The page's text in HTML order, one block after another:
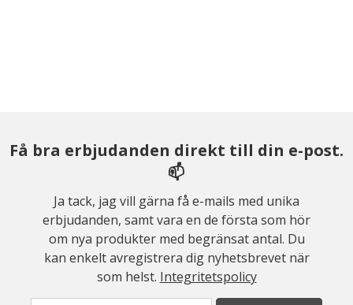
Få bra erbjudanden direkt till din e-post.
📫
Ja tack, jag vill gärna få e-mails med unika
erbjudanden, samt vara en de första som hör
om nya produkter med begränsat antal. Du
kan enkelt avregistrera dig nyhetsbrevet när
som helst. Integritetspolicy